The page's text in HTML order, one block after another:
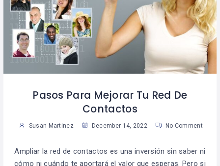
Pasos Para Mejorar Tu Red De
Contactos
Susan Martinez December 14, 2022 No Comment
Ampliar la red de contactos es una inversión sin saber ni
cómo ni cuándo te aportará el valor que esperas. Pero si